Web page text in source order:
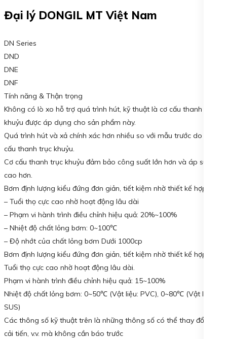
Đại lý DONGIL MT Việt Nam
DN Series
DND
DNE
DNF
Tính năng & Thận trọng
Không có lò xo hỗ trợ quá trình hút, kỹ thuật là cơ cấu thanh trục
khuỷu được áp dụng cho sản phẩm này.
Quá trình hút và xả chính xác hơn nhiều so với mẫu trước do cơ
cấu thanh trục khuỷu.
Cơ cấu thanh trục khuỷu đảm bảo công suất lớn hơn và áp suất
cao hơn.
Bơm định lượng kiểu đứng đơn giản, tiết kiệm nhờ thiết kế hợp lý.
– Tuổi thọ cực cao nhờ hoạt động lâu dài
– Phạm vi hành trình điều chỉnh hiệu quả: 20%~100%
– Nhiệt độ chất lỏng bơm: 0~100℃
– Độ nhớt của chất lỏng bơm Dưới 1000cp
Bơm định lượng kiểu đứng đơn giản, tiết kiệm nhờ thiết kế hợp lý.
Tuổi thọ cực cao nhờ hoạt động lâu dài.
Phạm vi hành trình điều chỉnh hiệu quả: 15~100%
Nhiệt độ chất lỏng bơm: 0~50℃ (Vật liệu: PVC), 0~80℃ (Vật liệu:
SUS)
Các thông số kỹ thuật trên là những thông số có thể thay đổi do
cải tiến, v.v. mà không cần báo trước